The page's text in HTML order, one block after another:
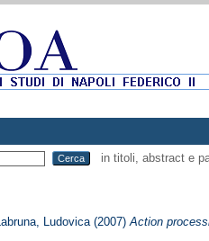
in titoli, abstract e
Labruna, Ludovica (2007)Action